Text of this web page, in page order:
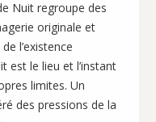
Nuit regroupe des
originale et
l’existence
est le lieu et l’instant
limites. Un
des pressions de la